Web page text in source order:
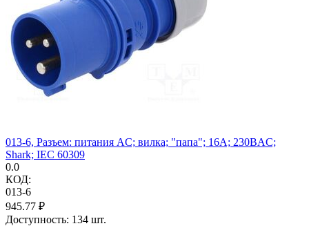
013-6, Разъем: питания AC; вилка; "папа"; 16А; 230ВAC;
Shark; IEC 60309
0.0
КОД:
013-6
945.77 ₽
Доступность: 134 шт.